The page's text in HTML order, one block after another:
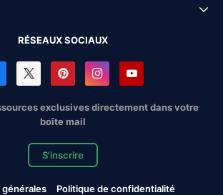
RÉSEAUX SOCIAUX
exclusives directement dans votre
boîte mail
S'inscrire
Politique de confidentialité